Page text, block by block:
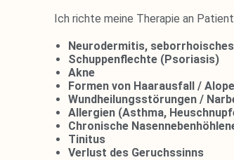
Ich richte meine Therapie an
Neurodermitis,
Schuppenflechte (Psoriasis)
Akne
Formen von Haarausfall /
Wundheilungsstörungen /
Allergien (Asthma,
Chronische
Tinitus
Verlust des Geruchssinns